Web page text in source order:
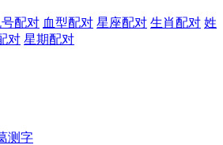
配对 血型配对 星座配对 生肖配对 姓
对 星期配对
测字